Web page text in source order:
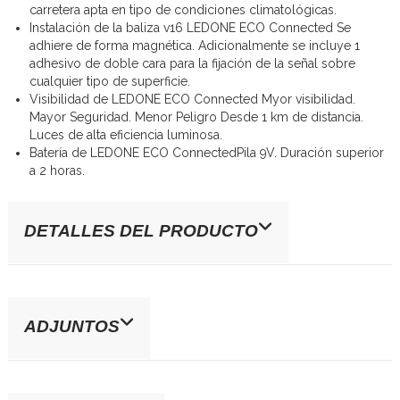
carretera apta en tipo de condiciones climatológicas.
Instalación de la baliza v16 LEDONE ECO Connected Se
adhiere de forma magnética. Adicionalmente se incluye 1
adhesivo de doble cara para la fijación de la señal sobre
cualquier tipo de superficie.
Visibilidad de LEDONE ECO Connected Myor visibilidad.
Mayor Seguridad. Menor Peligro Desde 1 km de distancia.
Luces de alta eficiencia luminosa.
Batería de LEDONE ECO ConnectedPila 9V. Duración superior
a 2 horas.
DETALLES DEL PRODUCTO
ADJUNTOS